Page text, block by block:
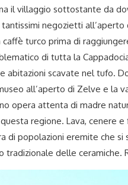
il villaggio sottostante da
negozietti all’aperto
turco prima di
di tutta la
abitazioni scavate nel tufo.
all’aperto di Zelve e la
opera attenta di madre
regione. Lava, cenere
di popolazioni eremite che
tradizionale delle ceramiche.